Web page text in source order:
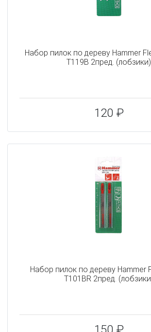
Набор пилок по дереву Hammer
T119B 2пред. (лобзики)
120 ₽
Набор пилок по дереву Hammer
T101BR 2пред.